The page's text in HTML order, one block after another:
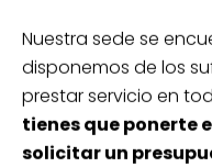
Nuestra sede se
disponemos de los
prestar servicio en
tienes que ponerte
solicitar un